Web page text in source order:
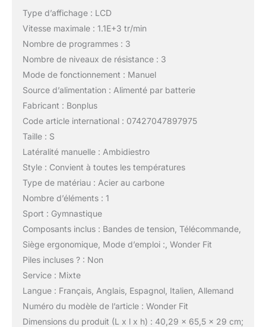
Type d’affichage : LCD
Vitesse maximale : 1.1E+3 tr/min
Nombre de programmes : 3
Nombre de niveaux de résistance : 3
Mode de fonctionnement : Manuel
Source d’alimentation : Alimenté par batterie
Fabricant : Bonplus
Code article international : 07427047897975
Taille : S
Latéralité manuelle : Ambidiestro
Style : Convient à toutes les températures
Type de matériau : Acier au carbone
Nombre d’éléments : 1
Sport : Gymnastique
Composants inclus : Bandes de tension, Télécommande,
Siège ergonomique, Mode d’emploi :, Wonder Fit
Piles incluses ? : Non
Service : Mixte
Langue : Français, Anglais, Espagnol, Italien, Allemand
Numéro du modèle de l’article : Wonder Fit
Dimensions du produit (L x l x h) : 40,29 x 65,5 x 29 cm;